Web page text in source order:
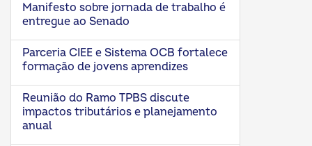
Manifesto sobre jornada de trabalho é
entregue ao Senado
Parceria CIEE e Sistema OCB fortalece
formação de jovens aprendizes
Reunião do Ramo TPBS discute
impactos tributários e planejamento
anual